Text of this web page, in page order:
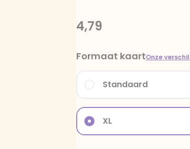
4,79
Formaat kaartOnze
XL
Standaard